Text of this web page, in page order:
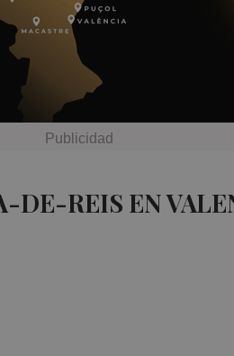
DE-REIS EN